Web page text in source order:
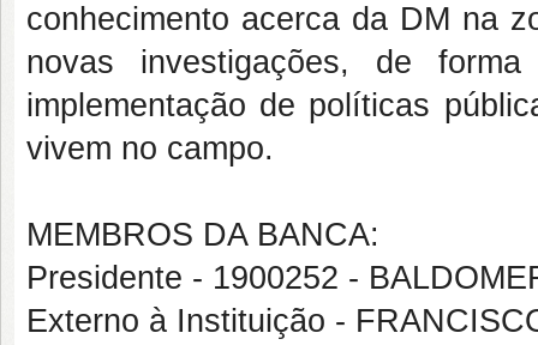
conhecimento acerca da DM na
novas investigações, de
implementação de políticas
vivem no campo.
MEMBROS DA BANCA:
Presidente - 1900252 -
Externo à Instituição -